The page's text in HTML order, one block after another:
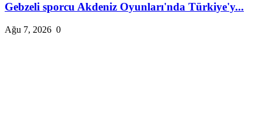
Gebzeli sporcu Akdeniz Oyunları'nda Türkiye'y...
Ağu 7, 2026 0